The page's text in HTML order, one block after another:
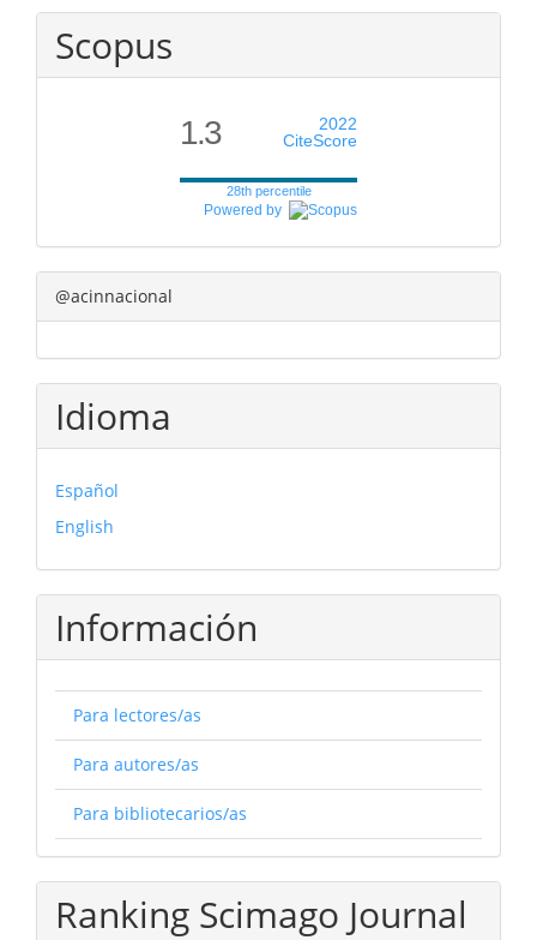
Scopus
1.3
2022
CiteScore
28th percentile
Powered by
@acinnacional
Idioma
Español
English
Información
Para lectores/as
Para autores/as
Para bibliotecarios/as
Ranking Scimago Journal